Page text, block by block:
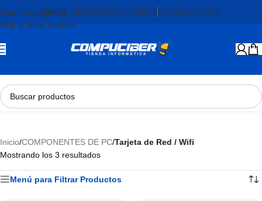
Skip to navigation
Skip to main content
PROD. REACONDICIONADOSCOTIZACIONES
Inicio/COMPONENTES DE PC/Tarjeta de Red / Wifi
Mostrando los 3 resultados
Menú para Filtrar Productos